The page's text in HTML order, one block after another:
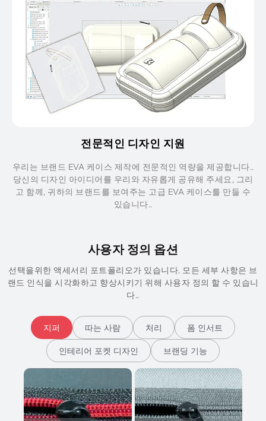
전문적인 디자인 지원
우리는 브랜드 EVA 케이스 제작에 전문적인 역량을 제공합니다..
당신의 디자인 아이디어를 우리와 자유롭게 공유해 주세요, 그리
고 함께, 귀하의 브랜드를 보여주는 고급 EVA 케이스를 만들 수
있습니다..
사용자 정의 옵션
선택을위한 액세서리 포트폴리오가 있습니다. 모든 세부 사항은 브
랜드 인식을 시각화하고 향상시키기 위해 사용자 정의 할 수 있습니
다..
지퍼 따는 사람 처리 폼 인서트
인테리어 포켓 디자인 브랜딩 기능